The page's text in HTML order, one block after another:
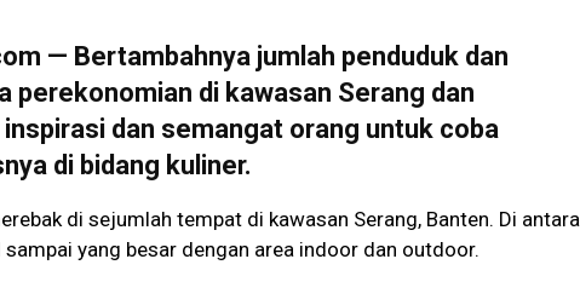
— Bertambahnya jumlah penduduk dan
perekonomian di kawasan Serang dan
dan semangat orang untuk coba
di bidang kuliner.
di sejumlah tempat di kawasan Serang, Banten. Di antara
yang besar dengan area indoor dan outdoor.